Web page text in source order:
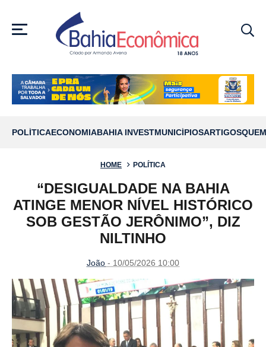
MENU
POLÍTICAECONOMIABAHIA INVESTMUNICÍPIOSARTIGOS
HOME POLÍTICA
“DESIGUALDADE NA BAHIA
ATINGE MENOR NÍVEL HISTÓRICO
SOB GESTÃO JERÔNIMO”, DIZ
NILTINHO
João - 10/05/2026 10:00